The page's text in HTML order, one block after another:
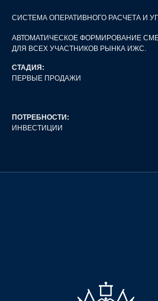
СИСТЕМА ОПЕРАТИВНОГО РАСЧЕТА И
АВТОМАТИЧЕСКОЕ ФОРМИРОВАНИЕ
ДЛЯ ВСЕХ УЧАСТНИКОВ РЫНКА ИЖС.
СТАДИЯ:
ПЕРВЫЕ ПРОДАЖИ
ПОТРЕБНОСТИ:
ИНВЕСТИЦИИ